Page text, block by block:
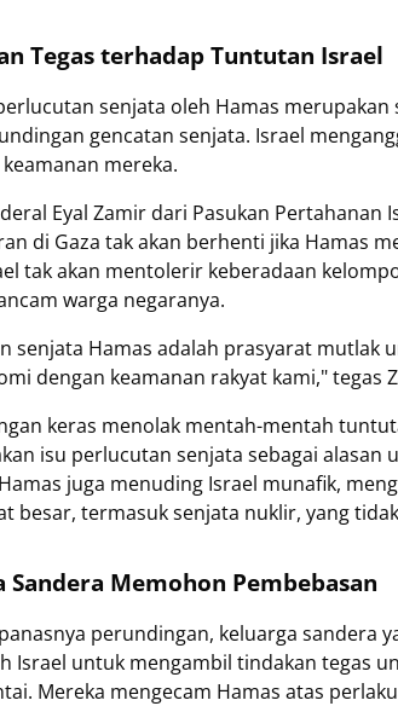
Tegas terhadap Tuntutan Israel
senjata oleh Hamas
gencatan senjata. Israel
mereka.
Eyal Zamir dari Pasukan
di Gaza tak akan berhenti jika Hamas
tak akan mentolerir keberadaan
warga negaranya.
senjata Hamas adalah prasyarat mutlak
dengan keamanan rakyat kami," tegas
keras menolak mentah-mentah
isu perlucutan senjata sebagai
juga menuding Israel munafik,
besar, termasuk senjata nuklir, yang
Sandera Memohon Pembebasan
perundingan, keluarga sandera
Israel untuk mengambil tindakan tegas
Mereka mengecam Hamas atas